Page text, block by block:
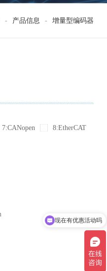
- 产品信息 - 增量型编码器
7:CANopen
8:EtherCAT
可以介绍下你们的产品么